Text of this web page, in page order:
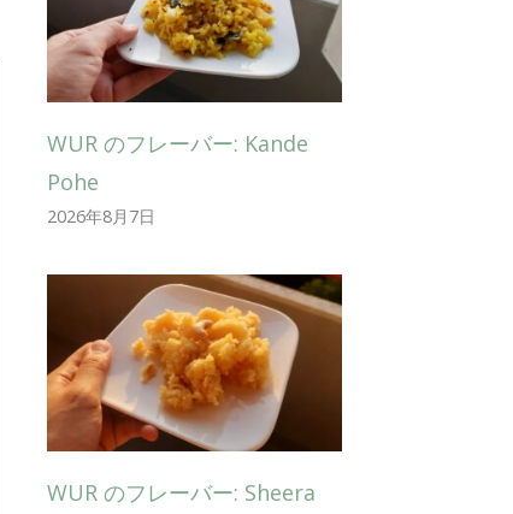
WUR のフレーバー: Kande
Pohe
2026年8月7日
WUR のフレーバー: Sheera